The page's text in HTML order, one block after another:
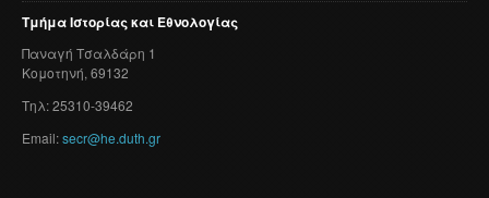
ΤμήμαΙστορίαςκαι Εθνολογίας
Παναγή Τσαλδάρη 1
Κομοτηνή, 69132
Τηλ: 25310-39462
Email:secr@he.duth.gr